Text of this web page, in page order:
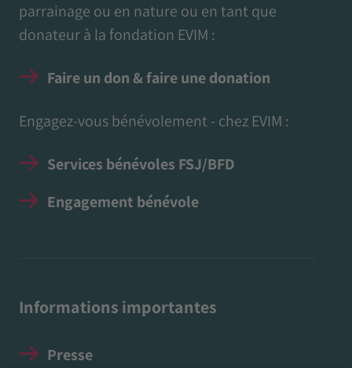
parrainage ou en nature ou en tant que
donateur à la fondation EVIM :
Faire un don & faire une donation
Engagez-vous bénévolement - chez EVIM :
Services bénévoles FSJ/BFD
Engagement bénévole
Informations importantes
Presse